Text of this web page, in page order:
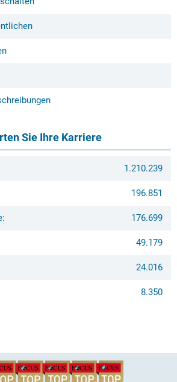
Sie Ihre Karriere
1.210.239
196.851
176.699
49.179
24.016
8.350